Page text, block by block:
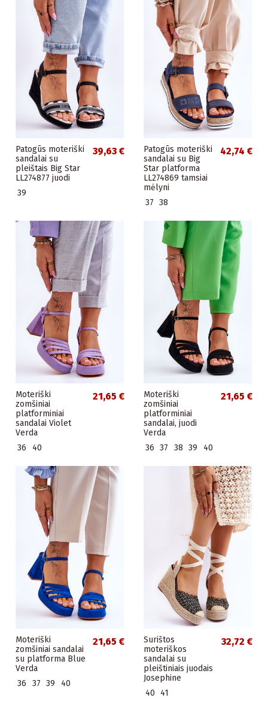
Patogūs moteriški
sandalai su
pleištais Big Star
LL274877 juodi
39,63 €
39
Patogūs moteriški
sandalai su Big
Star platforma
LL274869 tamsiai
mėlyni
42,74 €
37 38
Moteriški
zomšiniai
platforminiai
sandalai Violet
Verda
21,65 €
36 40
Moteriški
zomšiniai
platforminiai
sandalai, juodi
Verda
21,65 €
36 37 38 39 40
Moteriški
zomšiniai sandalai
su platforma Blue
Verda
21,65 €
36 37 39 40
Surištos
moteriškos
sandalai su
pleištiniais juodais
Josephine
32,72 €
40 41